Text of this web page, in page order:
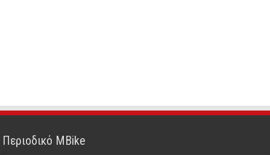
Περιοδικό MBike